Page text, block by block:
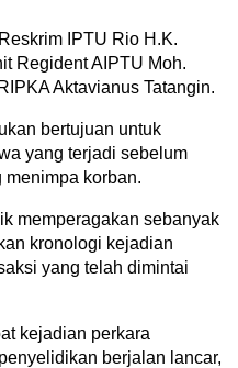
IPTU Rio H.K.
Regident AIPTU Moh.
Aktavianus Tatangin.
bertujuan untuk
yang terjadi sebelum
korban.
memperagakan sebanyak
kronologi kejadian
yang telah dimintai
kejadian perkara
berjalan lancar,